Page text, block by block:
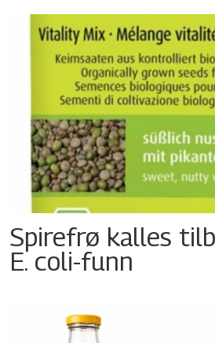
Spirefrø kalles
E. coli-funn